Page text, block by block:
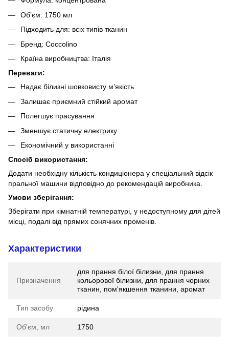
Об’єм: 1750 мл
Підходить для: всіх типів тканин
Бренд: Coccolino
Країна виробництва: Італія
Переваги:
Надає білизні шовковисту м’якість
Залишає приємний стійкий аромат
Полегшує прасування
Зменшує статичну електрику
Економічний у використанні
Спосіб використання:
Додати необхідну кількість кондиціонера у спеціальний відсік
пральної машини відповідно до рекомендацій виробника.
Умови зберігання:
Зберігати при кімнатній температурі, у недоступному для дітей
місці, подалі від прямих сонячних променів.
Характеристики
Призначення
для прання білої білизни, для прання
кольорової білизни, для прання чорних
тканин, пом'якшення тканини, аромат
Тип засобу рідина
Об'єм, мл 1750